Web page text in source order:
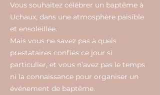
Vous souhaitez célébrer un baptême à
Uchaux, dans une atmosphère paisible
et ensoleillée.
Mais vous ne savez pas à quels
prestataires confiés ce jour si
particulier, et vous n’avez pas le temps
ni la connaissance pour organiser un
événement de baptême.